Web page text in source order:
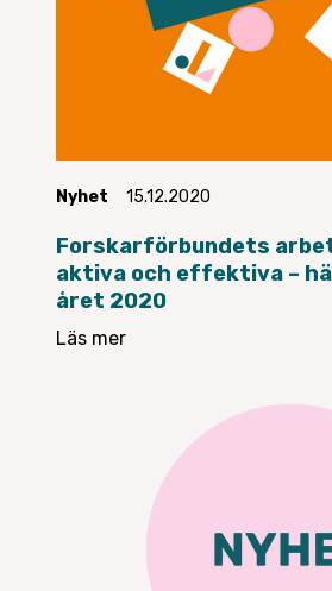
Nyhet 15.12.2020
Forskarförbundets
aktiva och effektiva –
året 2020
Läs mer